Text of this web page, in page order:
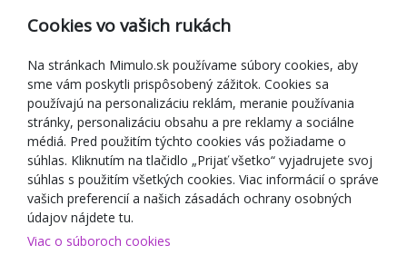
Reklamácia
Darčekové poukážky
Zľavové kupóny
Blog
O predajcovi
Mimulo.sk
Obchodné podmienky
Ochrana osobných údajov GDPR
Kontakty
Spolupracujeme
Cookies vo vašich rukách
Na stránkach Mimulo.sk používame súbory cookies, aby
sme vám poskytli prispôsobený zážitok. Cookies sa
používajú na personalizáciu reklám, meranie používania
stránky, personalizáciu obsahu a pre reklamy a sociálne
médiá. Pred použitím týchto cookies vás požiadame o
súhlas. Kliknutím na tlačidlo „Prijať všetko“ vyjadrujete svoj
súhlas s použitím všetkých cookies. Viac informácií o správe
vašich preferencií a našich zásadách ochrany osobných
údajov nájdete tu.
Viac o súboroch cookies